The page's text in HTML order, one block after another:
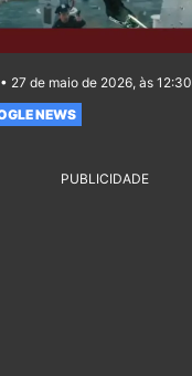
27 de maio de 2026, às 12:30
NEWS
PUBLICIDADE